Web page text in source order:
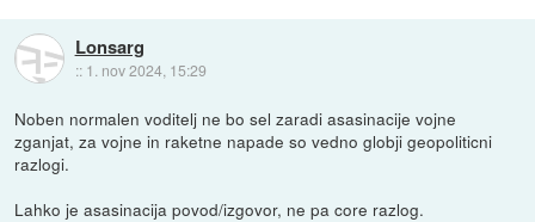
Lonsarg
:: 1. nov 2024, 15:29
Noben normalen voditelj ne bo sel zaradi asasinacije vojne
zganjat, za vojne in raketne napade so vedno globji geopoliticni
razlogi.
Lahko je asasinacija povod/izgovor, ne pa core razlog.